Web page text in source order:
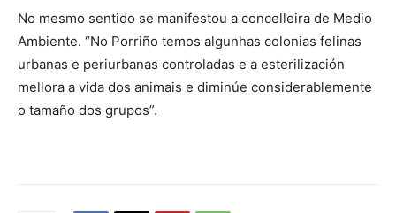
No mesmo sentido se manifestou a concelleira de Medio
Ambiente. “No Porriño temos algunhas colonias felinas
urbanas e periurbanas controladas e a esterilización
mellora a vida dos animais e diminúe considerablemente
o tamaño dos grupos”.